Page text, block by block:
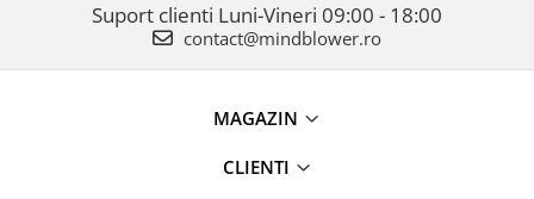
Suport clienti Luni-Vineri 09:00 - 18:00
contact@mindblower.ro
MAGAZIN
CLIENTI